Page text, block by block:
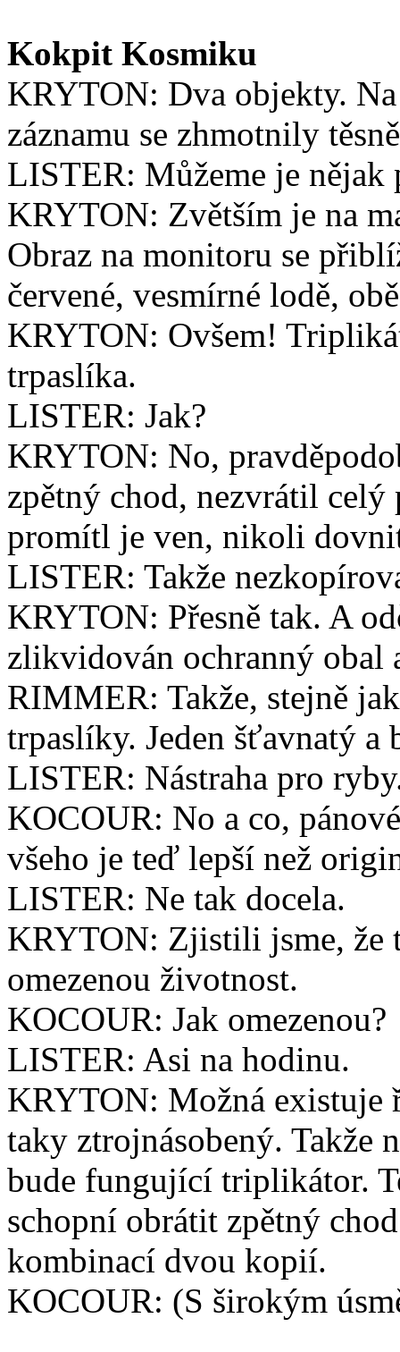
Kokpit Kosmiku
KRYTON: Dva objekty.
záznamu se zhmotnily
LISTER: Můžeme je
KRYTON: Zvětším je na
Obraz na monitoru se
červené, vesmírné lodě,
KRYTON: Ovšem!
trpaslíka.
LISTER: Jak?
KRYTON: No,
zpětný chod, nezvrátil celý
promítl je ven, nikoli
LISTER: Takže
KRYTON: Přesně tak. A
zlikvidován ochranný obal
RIMMER: Takže, stejně
trpaslíky. Jeden šťavnatý a
LISTER: Nástraha pro
KOCOUR: No a co,
všeho je teď lepší než
LISTER: Ne tak docela.
KRYTON: Zjistili jsme, že
omezenou životnost.
KOCOUR: Jak omezenou?
LISTER: Asi na hodinu.
KRYTON: Možná existuje
taky ztrojnásobený. Takže
bude fungující triplikátor.
schopní obrátit zpětný
kombinací dvou kopií.
KOCOUR: (S širokým